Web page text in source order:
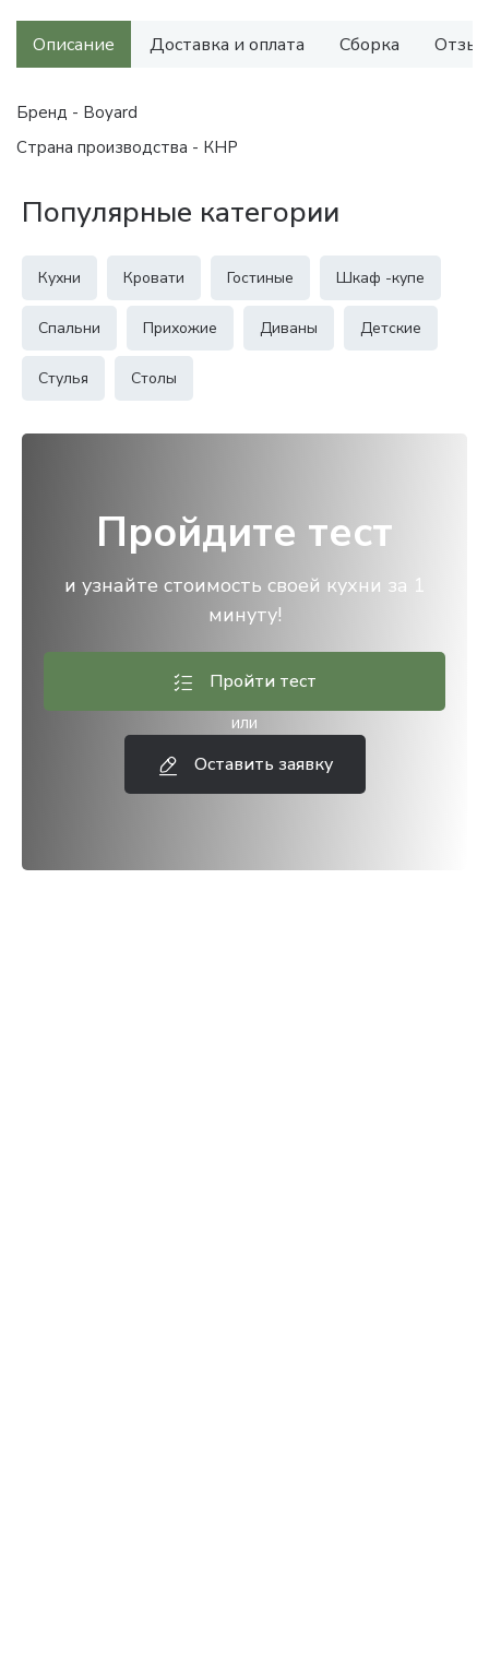
Описание Доставка и оплата Сборка
Бренд - Boyard
Страна производства - КНР
Популярные категории
Кухни Кровати Гостиные Шкаф -купе
Спальни Прихожие Диваны Детские
Стулья Столы
Пройдите тест
и узнайте стоимость своей кухни за 1
минуту!
Пройти тест
или
Оставить заявку